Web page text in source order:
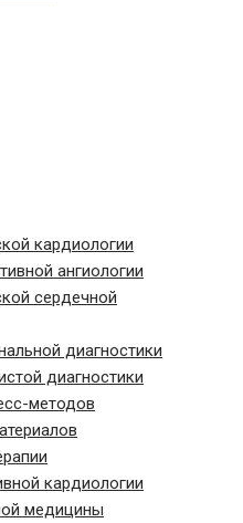
кардиологии
ангиологии
сердечной
диагностики
диагностики
методов
кардиологии
медицины